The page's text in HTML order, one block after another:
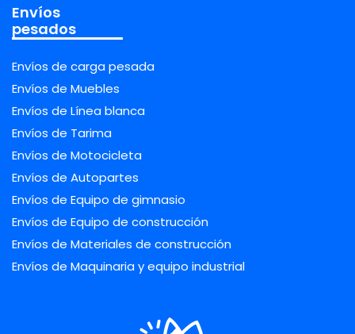
Envíos
pesados
Envíos de carga pesada
Envíos de Muebles
Envíos de Línea blanca
Envíos de Tarima
Envíos de Motocicleta
Envíos de Autopartes
Envíos de Equipo de gimnasio
Envíos de Equipo de construcción
Envíos de Materiales de construcción
Envíos de Maquinaria y equipo industrial